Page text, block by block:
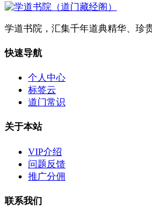
学道书院，汇集千年道典精华、珍
快速导航
个人中心
标签云
道门常识
关于本站
VIP介绍
问题反馈
推广分佣
联系我们